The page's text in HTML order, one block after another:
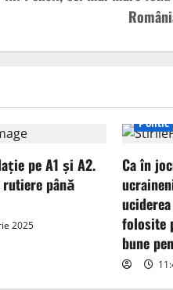
pe A1 și A2.
până
2025
Politic
Ca în
folosite
bune